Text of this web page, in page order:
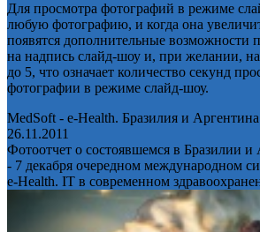
Для просмотра фотографий в режиме
любую фотографию, и когда она
появятся дополнительные возможности
на надпись слайд-шоу и, при желании,
до 5, что означает количество секунд
фотографии в режиме слайд-шоу.
MedSoft - e-Health. Бразилия и Аргентина
26.11.2011
Фотоотчет о состоявшемся в Бразилии и
- 7 декабря очередном международном
e-Health. IT в современном